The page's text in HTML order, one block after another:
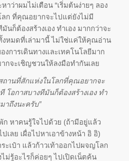
าว่าผมไม่เตือน “เริ่มต้นง่ายๆ ลอง
ลก ที่คุณอยากจะไปแต่ยังไม่มี
นก็ต้องสร้างเอง ทำเอง มากกว่าจะ
งหมดที่เล่ามานี้ ไม่ใช่แค่ให้คุณอ่าน
การเดินทางและเทคโนโลยีมาก
กจะเชิญชวนให้ลงมือทำกันเลย
ถานที่สักแห่งในโลกที่คุณอยากจะ
โอกาสบางทีมันก็ต้องสร้างเอง ทำ
าถึงนะครับ”
ก หาคนรู้ใจไปด้วย (ถ้ามีอยู่แล้ว
เลย เผื่อไปหาเอาข้างหน้า อิ อิ)
ะเป๋า แล้วก้าวเท้าออกไปผจญโลก
ม่รู้อะไรก็ค่อยๆ ไปเปิดเน็ตค้น